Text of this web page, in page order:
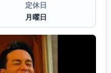
定休日
月曜日